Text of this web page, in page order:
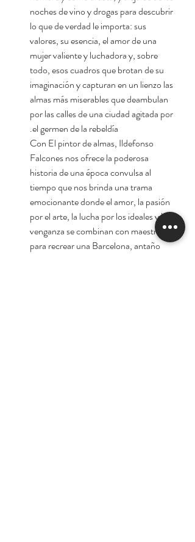
noches de vino y drogas para descubrir
lo que de verdad le importa: sus
valores, su esencia, el amor de una
mujer valiente y luchadora y, sobre
todo, esos cuadros que brotan de su
imaginación y capturan en un lienzo las
almas más miserables que deambulan
por las calles de una ciudad agitada por
el germen de la rebeldía.
Con El pintor de almas, Ildefonso
Falcones nos ofrece la poderosa
historia de una época convulsa al
tiempo que nos brinda una trama
emocionante donde el amor, la pasión
por el arte, la lucha por los ideales y la
venganza se combinan con maestría
para recrear una Barcelona, antaño